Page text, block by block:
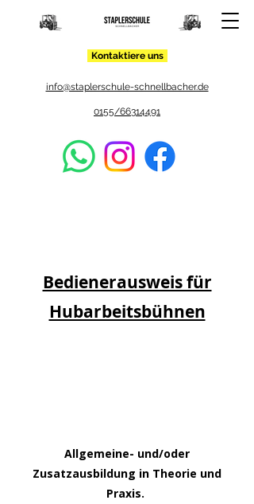
Kontaktiere uns
info@staplerschule-schnellbacher.de
0155/66314491
Bedienerausweis für
Hubarbeitsbühnen
Allgemeine- und/oder
Zusatzausbildung in Theorie und
Praxis.